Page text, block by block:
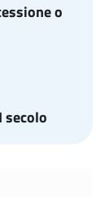
o
secolo